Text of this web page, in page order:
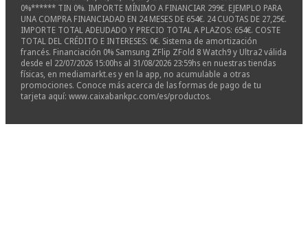
0%****** TIN 0%. IMPORTE MÍNIMO A FINANCIAR 299€. EJEMPLO PARA
UNA COMPRA FINANCIADAD EN 24 MESES DE 654€. 24 CUOTAS DE 27,25€.
IMPORTE TOTAL ADEUDADO Y PRECIO TOTAL A PLAZOS: 654€. COSTE
TOTAL DEL CRÉDITO E INTERESES: 0€. Sistema de amortización
francés. Financiación 0% Samsung ZFlip ZFold 8 Watch9 y Ultra2 válida
desde el 22/07/2026 15:00hs al 31/08/2026 23:59hs en nuestras tiendas
físicas, en mediamarkt.es y en la app, no acumulable a otras
promociones. Conoce más acerca de las formas de pago de tu
tarjeta aquí: www.caixabankpc.com/es/productos.